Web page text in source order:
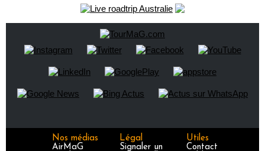
Nos médias
AirMaG
Légal
Signaler un
Utiles
Contact